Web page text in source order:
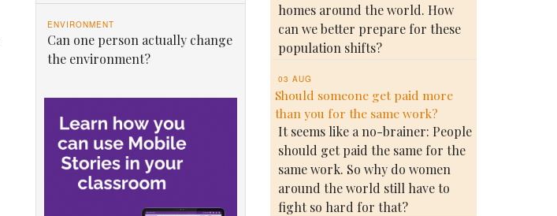
ENVIRONMENT
Can one person actually change
the environment?
homes around the world. How
can we better prepare for these
population shifts?
03 AUG
Should someone get paid more
than you for the same work?
It seems like a no-brainer: People
should get paid the same for the
same work. So why do women
around the world still have to
fight so hard for that?